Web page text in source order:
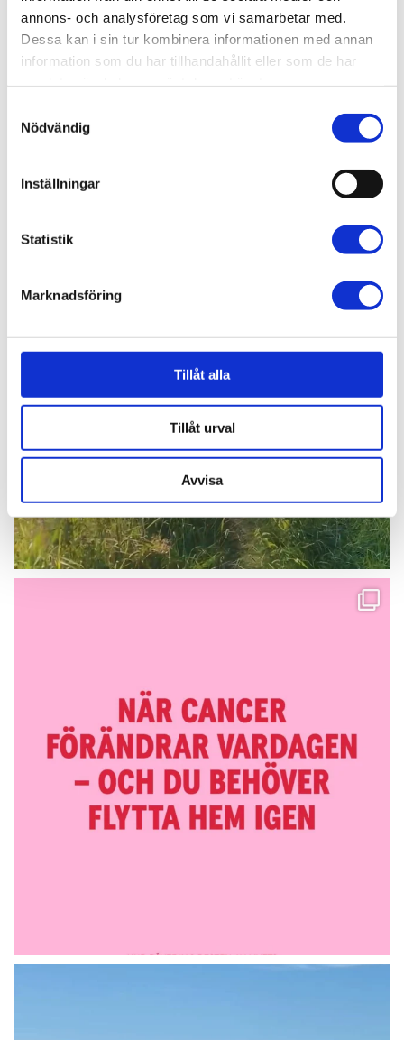
annons- och analysföretag som vi samarbetar med.
Dessa kan i sin tur kombinera informationen med annan
information som du har tillhandahållit eller som de har
Nödvändig
Inställningar
Statistik
Marknadsföring
Tillåt alla
Tillåt urval
Avvisa
JAG VILL BIDRA
INSTAGRAM @UNGCANCER